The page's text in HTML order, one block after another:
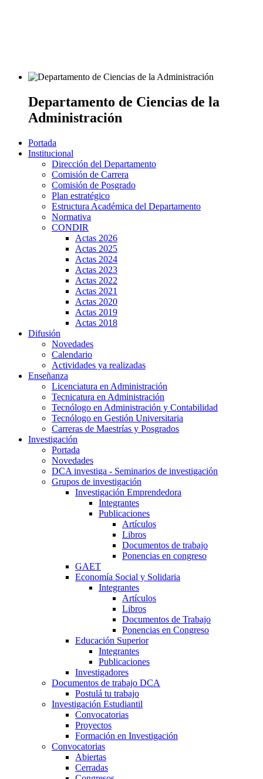
Departamento de Ciencias de la
Administración
Portada
Institucional
Dirección del Departamento
Comisión de Carrera
Comisión de Posgrado
Plan estratégico
Estructura Académica del Departamento
Normativa
CONDIR
Actas 2026
Actas 2025
Actas 2024
Actas 2023
Actas 2022
Actas 2021
Actas 2020
Actas 2019
Actas 2018
Difusión
Novedades
Calendario
Actividades ya realizadas
Enseñanza
Licenciatura en Administración
Tecnicatura en Administración
Tecnólogo en Administración y Contabilidad
Tecnólogo en Gestión Universitaria
Carreras de Maestrías y Posgrados
Investigación
Portada
Novedades
DCA investiga - Seminarios de investigación
Grupos de investigación
Investigación Emprendedora
Integrantes
Publicaciones
Artículos
Libros
Documentos de trabajo
Ponencias en congreso
GAET
Economía Social y Solidaria
Integrantes
Artículos
Libros
Documentos de Trabajo
Ponencias en Congreso
Educación Superior
Integrantes
Publicaciones
Investigadores
Documentos de trabajo DCA
Postulá tu trabajo
Investigación Estudiantil
Convocatorias
Proyectos
Formación en Investigación
Convocatorias
Abiertas
Cerradas